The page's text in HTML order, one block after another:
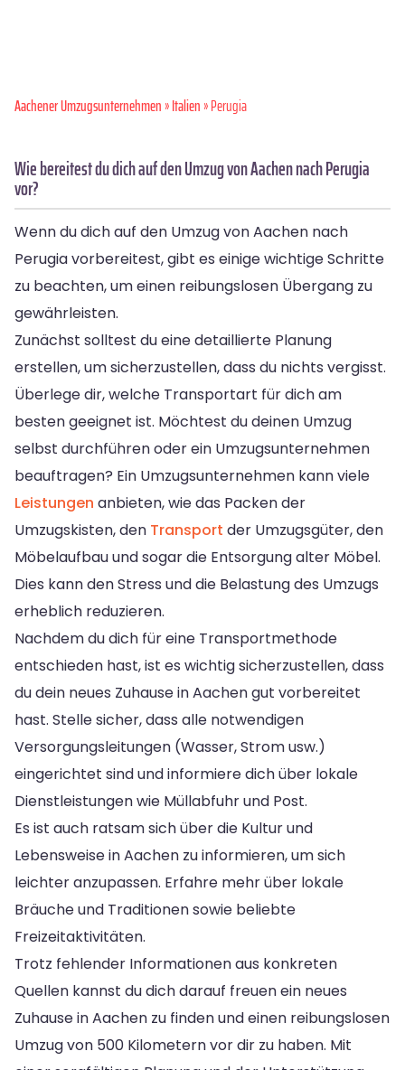
Aachener Umzugsunternehmen»Italien» Perugia
Wie bereitest du dich auf den Umzug von Aachen nach Perugia
vor?
Wenn du dich auf den Umzug von Aachen nach
Perugia vorbereitest, gibt es einige wichtige Schritte
zu beachten, um einen reibungslosen Übergang zu
gewährleisten.
Zunächst solltest du eine detaillierte Planung
erstellen, um sicherzustellen, dass du nichts vergisst.
Überlege dir, welche Transportart für dich am
besten geeignet ist. Möchtest du deinen Umzug
selbst durchführen oder ein Umzugsunternehmen
beauftragen? Ein Umzugsunternehmen kann viele
Leistungen anbieten, wie das Packen der
Umzugskisten, den Transport der Umzugsgüter, den
Möbelaufbau und sogar die Entsorgung alter Möbel.
Dies kann den Stress und die Belastung des Umzugs
erheblich reduzieren.
Nachdem du dich für eine Transportmethode
entschieden hast, ist es wichtig sicherzustellen, dass
du dein neues Zuhause in Aachen gut vorbereitet
hast. Stelle sicher, dass alle notwendigen
Versorgungsleitungen (Wasser, Strom usw.)
eingerichtet sind und informiere dich über lokale
Dienstleistungen wie Müllabfuhr und Post.
Es ist auch ratsam sich über die Kultur und
Lebensweise in Aachen zu informieren, um sich
leichter anzupassen. Erfahre mehr über lokale
Bräuche und Traditionen sowie beliebte
Freizeitaktivitäten.
Trotz fehlender Informationen aus konkreten
Quellen kannst du dich darauf freuen ein neues
Zuhause in Aachen zu finden und einen reibungslosen
Umzug von 500 Kilometern vor dir zu haben. Mit